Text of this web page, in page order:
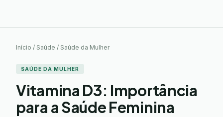
Início / Saúde / Saúde da Mulher
SAÚDE DA MULHER
Vitamina D3: Importância
para a Saúde Feminina